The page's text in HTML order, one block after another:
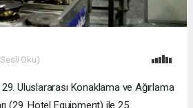
Oku)
Uluslararası Konaklama ve Ağırlama
(29. Hotel Equipment) ile 25.